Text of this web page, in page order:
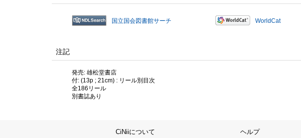
国立国会図書館サーチ WorldCat
注記
発売: 雄松堂書店
付: (13p ; 21cm) : リール別目次
全186リール
別書誌あり
CiNiiについて ヘルプ